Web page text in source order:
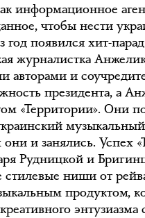
информационное
чтобы нести
появился хит-
журналистка
авторами и
президента, а
«Территории». Они
и занялись. Успех
Рудницкой и
стилевые ниши от
продуктом,
энтузиазма